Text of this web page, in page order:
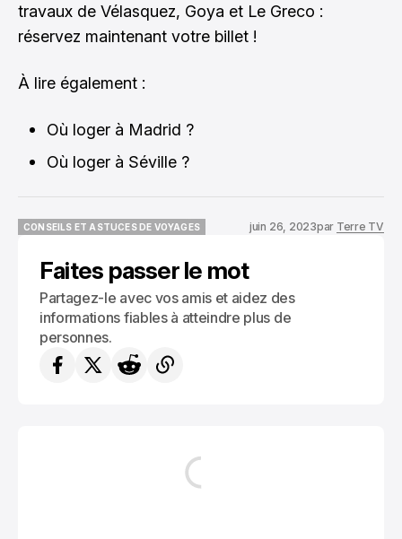
travaux de Vélasquez, Goya et Le Greco :
réservez maintenant votre billet !
À lire également :
Où loger à Madrid ?
Où loger à Séville ?
CONSEILS ET ASTUCES DE VOYAGES
juin 26, 2023par Terre TV
Faites passer le mot
Partagez-le avec vos amis et aidez des
informations fiables à atteindre plus de
personnes.